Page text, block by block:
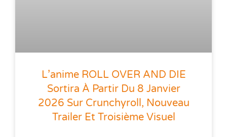
L’anime ROLL OVER AND DIE
Sortira À Partir Du 8 Janvier
2026 Sur Crunchyroll, Nouveau
Trailer Et Troisième Visuel